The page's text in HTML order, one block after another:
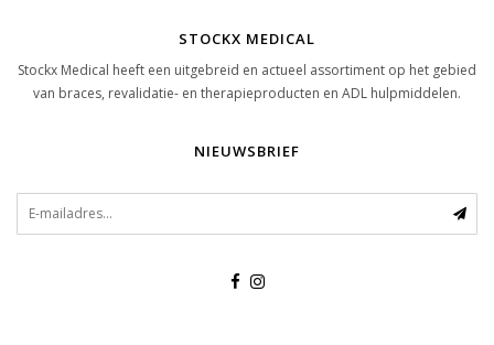
STOCKX MEDICAL
Stockx Medical heeft een uitgebreid en actueel assortiment op het gebied
van braces, revalidatie- en therapieproducten en ADL hulpmiddelen.
NIEUWSBRIEF